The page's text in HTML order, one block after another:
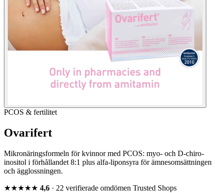
PCOS & fertilitet
Ovarifert
Mikronäringsformeln för kvinnor med PCOS: myo- och D-chiro-
inositol i förhållandet 8:1 plus alfa-liponsyra för ämnesomsättningen
och ägglossningen.
★★★★★ 4,6 · 22 verifierade omdömen Trusted Shops